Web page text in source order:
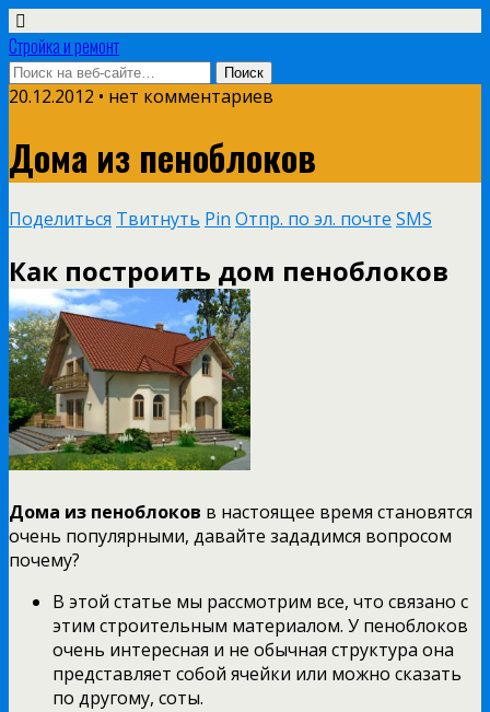
Стройка и ремонт
20.12.2012 • нет комментариев
Дома из пеноблоков
Поделиться Твитнуть Pin Отпр. по эл. почте SMS
Как построить дом пеноблоков
Дома из пеноблоков в настоящее время становятся
очень популярными, давайте зададимся вопросом
почему?
В этой статье мы рассмотрим все, что связано с
этим строительным материалом. У пеноблоков
очень интересная и не обычная структура она
представляет собой ячейки или можно сказать
по другому, соты.